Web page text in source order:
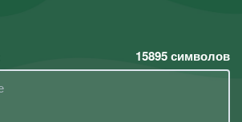
15895символов